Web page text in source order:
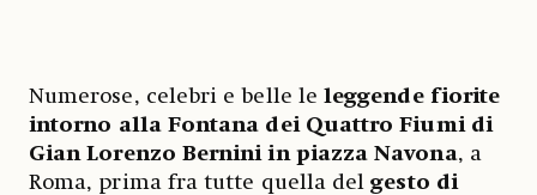
Numerose, celebri e belle leleggende fiorite
intorno alla Fontana dei Quattro Fiumi di
Gian Lorenzo Bernini in piazza Navona, a
Roma, prima fra tutte quella delgesto di